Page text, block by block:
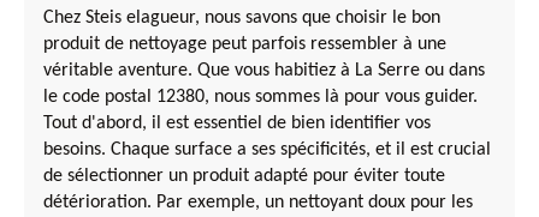
Chez Steis elagueur, nous savons que choisir le bon
produit de nettoyage peut parfois ressembler à une
véritable aventure. Que vous habitiez à La Serre ou dans
le code postal 12380, nous sommes là pour vous guider.
Tout d'abord, il est essentiel de bien identifier vos
besoins. Chaque surface a ses spécificités, et il est crucial
de sélectionner un produit adapté pour éviter toute
détérioration. Par exemple, un nettoyant doux pour les